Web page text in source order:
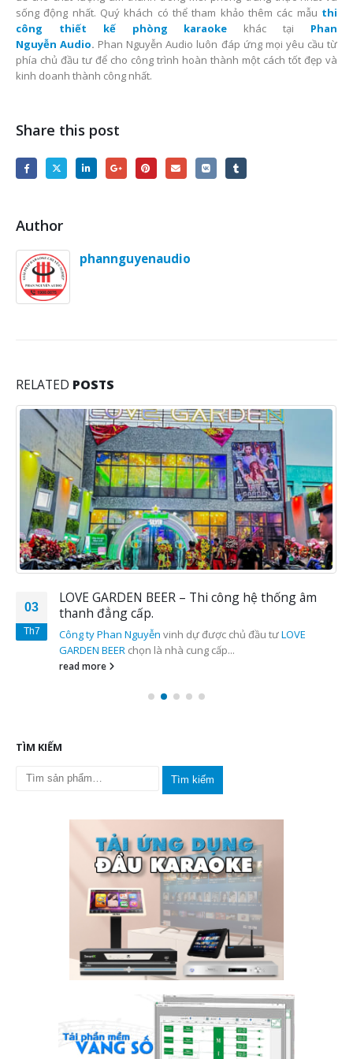
để cho chất lượng âm thanh trong mỗi phòng trung thực nhất và
sống động nhất. Quý khách có thể tham khảo thêm các mẫuthi
công thiết kế phòng karaoke khác tạiPhan
Nguyễn Audio.Phan Nguyễn Audio luôn đáp ứng mọi yêu cầu từ
phía chủ đầu tư để cho công trình hoàn thành một cách tốt đẹp và
Share this post
03
LOVE GARDEN BEER – Thi công hệ thống âm
thanh đẳng cấp.
Công ty Phan Nguyễnvinh dự được chủ đầu tư
GARDEN BEER
Tìm kiếm